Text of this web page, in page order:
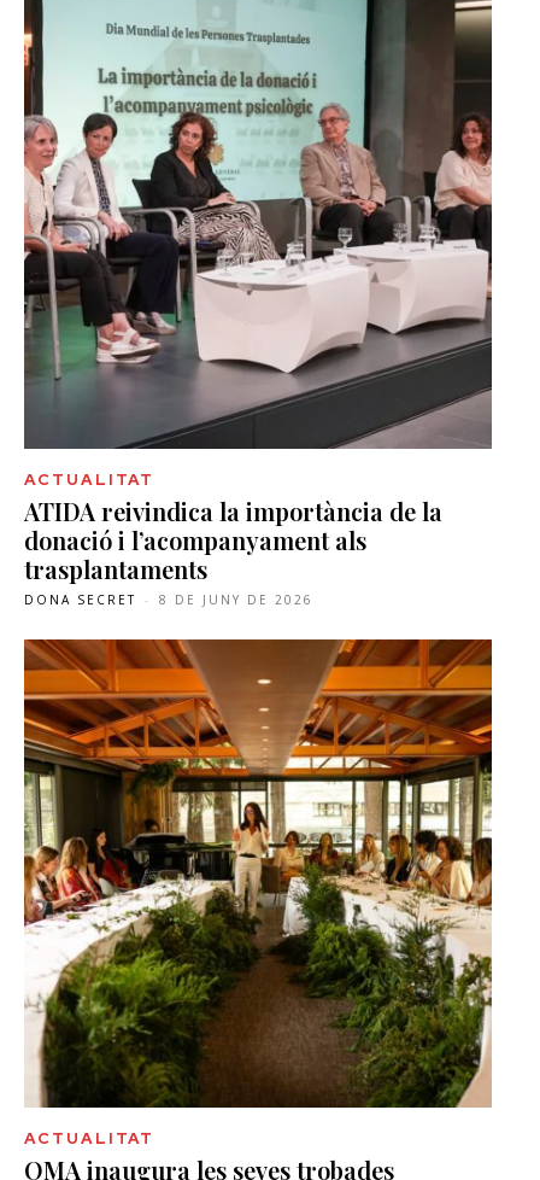
ACTUALITAT
ATIDA reivindica la importància de la
donació i l’acompanyament als
trasplantaments
DONA SECRET - 8 DE JUNY DE 2026
ACTUALITAT
OMA inaugura les seves trobades